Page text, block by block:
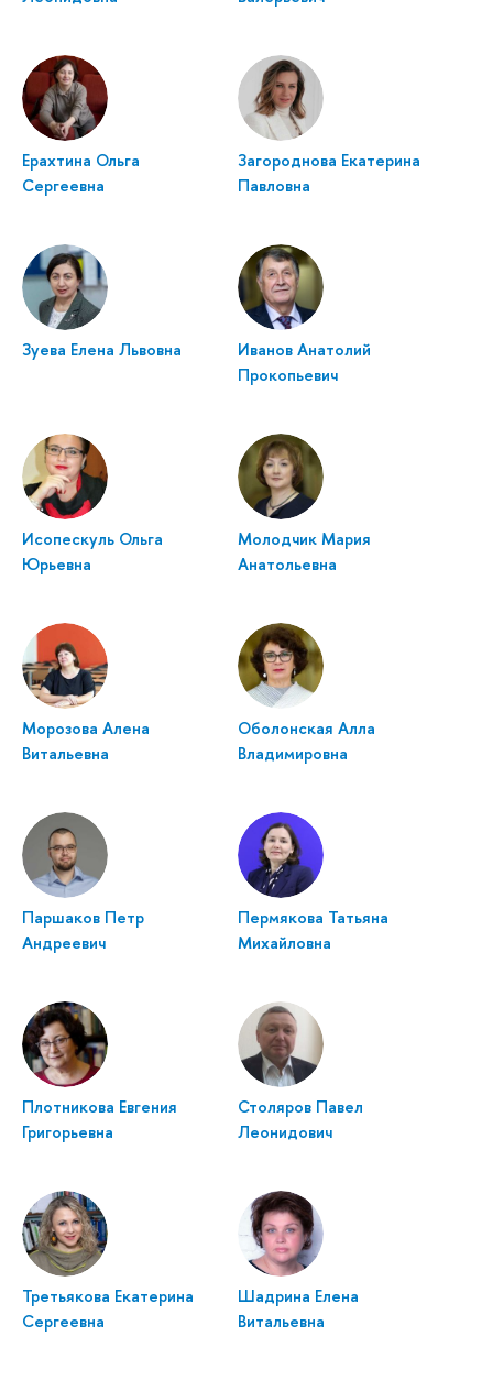
Ерахтина Ольга
Сергеевна
Загороднова Екатерина
Павловна
Зуева Елена Львовна
Иванов Анатолий
Прокопьевич
Исопескуль Ольга
Юрьевна
Молодчик Мария
Анатольевна
Морозова Алена
Витальевна
Оболонская Алла
Владимировна
Паршаков Петр
Андреевич
Пермякова Татьяна
Михайловна
Плотникова Евгения
Григорьевна
Столяров Павел
Леонидович
Третьякова Екатерина
Сергеевна
Шадрина Елена
Витальевна